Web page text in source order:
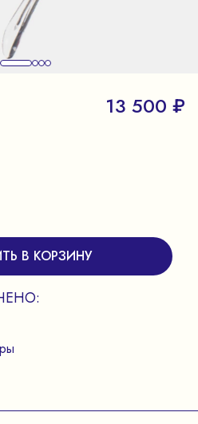
13 500 ₽
В КОРЗИНУ